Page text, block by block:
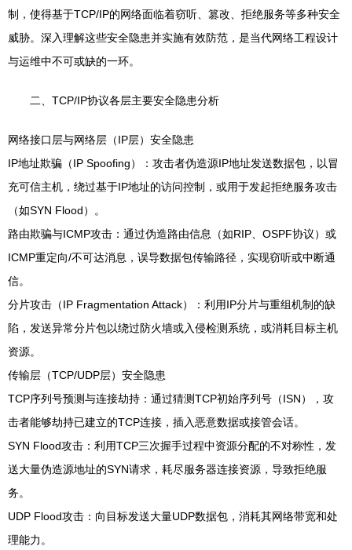
制，使得基于TCP/IP的网络面临着窃听、篡改、拒绝服务等多种安全
威胁。深入理解这些安全隐患并实施有效防范，是当代网络工程设计
与运维中不可或缺的一环。
二、TCP/IP协议各层主要安全隐患分析
网络接口层与网络层（IP层）安全隐患
IP地址欺骗（IP Spoofing）：攻击者伪造源IP地址发送数据包，以冒
充可信主机，绕过基于IP地址的访问控制，或用于发起拒绝服务攻击
（如SYN Flood）。
路由欺骗与ICMP攻击：通过伪造路由信息（如RIP、OSPF协议）或
ICMP重定向/不可达消息，误导数据包传输路径，实现窃听或中断通
信。
分片攻击（IP Fragmentation Attack）：利用IP分片与重组机制的缺
陷，发送异常分片包以绕过防火墙或入侵检测系统，或消耗目标主机
资源。
传输层（TCP/UDP层）安全隐患
TCP序列号预测与连接劫持：通过猜测TCP初始序列号（ISN），攻
击者能够劫持已建立的TCP连接，插入恶意数据或接管会话。
SYN Flood攻击：利用TCP三次握手过程中资源分配的不对称性，发
送大量伪造源地址的SYN请求，耗尽服务器连接资源，导致拒绝服
务。
UDP Flood攻击：向目标发送大量UDP数据包，消耗其网络带宽和处
理能力。